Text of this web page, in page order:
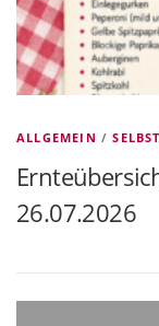
ALLGEMEIN /
26.07.2026